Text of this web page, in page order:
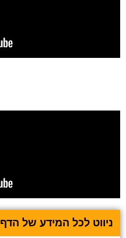
ניווט לכל המידע של הדף